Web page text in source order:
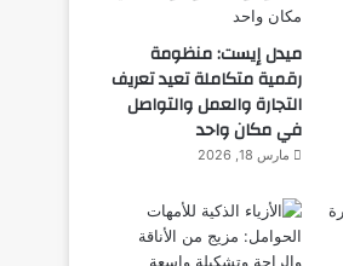
ميدل إيست: منظومة
رقمية متكاملة تعيد تعريف
التجارة والعمل والتواصل
في مكان واحد
مارس 18, 2026